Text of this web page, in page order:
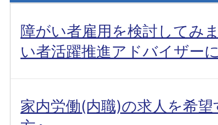
障がい者雇用を検討してみ
い者活躍推進アドバイザー
家内労働(内職)の求人を希